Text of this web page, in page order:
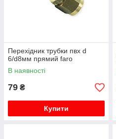
Перехідник трубки пвх d
6/d8мм прямий faro
В наявності
79 ₴
Купити